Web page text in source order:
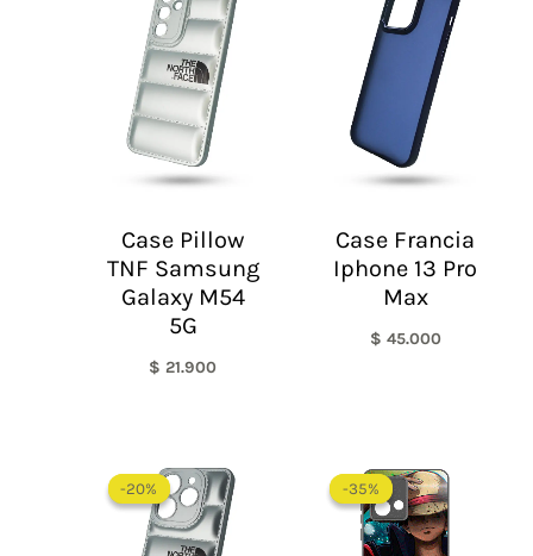
Case Pillow
TNF Samsung
Galaxy M54
5G
$ 21.900
Case Francia
Iphone 13 Pro
Max
$ 45.000
-20%
-20%
precio
original
era:
$ 60.000.
-35%
-35%